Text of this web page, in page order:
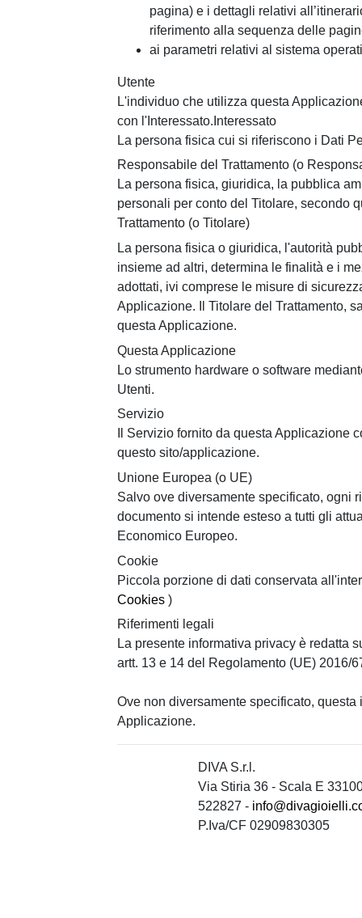
pagina) e i dettagli relativi
riferimento alla sequenza delle
ai parametri relativi al sistema
Utente
L'individuo che utilizza questa
con l'Interessato.Interessato
La persona fisica cui si riferiscono i Dati
Responsabile del Trattamento (o
La persona fisica, giuridica, la pubblica
personali per conto del Titolare, secondo
Trattamento (o Titolare)
La persona fisica o giuridica, l'autorità
insieme ad altri, determina le finalità e i
adottati, ivi comprese le misure di
Applicazione. Il Titolare del Trattamento,
questa Applicazione.
Questa Applicazione
Lo strumento hardware o software
Utenti.
Servizio
Il Servizio fornito da questa Applicazione
questo sito/applicazione.
Unione Europea (o UE)
Salvo ove diversamente specificato, ogni
documento si intende esteso a tutti gli
Economico Europeo.
Cookie
Piccola porzione di dati conservata
Cookies )
Riferimenti legali
La presente informativa privacy è redatta
artt. 13 e 14 del Regolamento (UE) 2016/
Ove non diversamente specificato,
Applicazione.
DIVA S.r.l.
Via Stiria 36 - Scala E
522827 -
P.Iva/CF 02909830305